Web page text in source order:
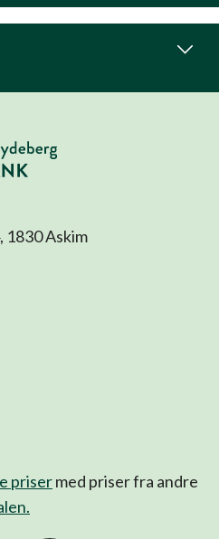
1830 Askim
prisermed priser fra andre
.